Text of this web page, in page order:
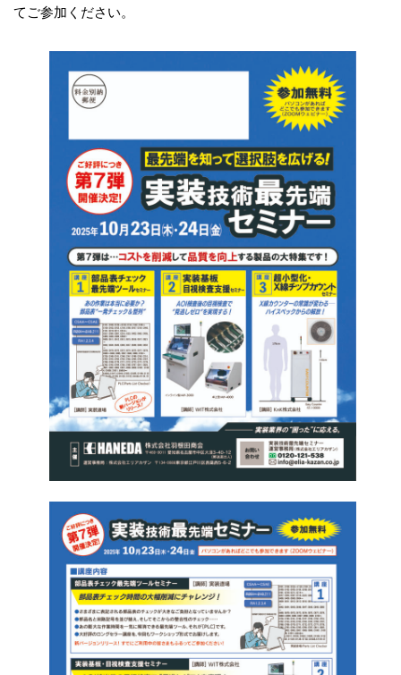
てご参加ください。